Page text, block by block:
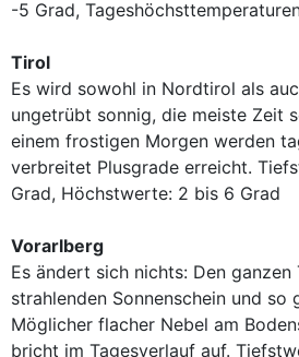
-5 Grad,
Tirol
Es wird sowohl in Nordtirol als
ungetrübt sonnig, die meiste Zeit
einem frostigen Morgen werden
verbreitet Plusgrade erreicht.
Grad, Höchstwerte: 2 bis 6 Grad
Vorarlberg
Es ändert sich nichts: Den
strahlenden Sonnenschein und so
Möglicher flacher Nebel am
bricht im Tagesverlauf auf.